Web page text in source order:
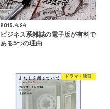
2015.4.24
ビジネス系雑誌の電子版が有料で
ある5つの理由
ドラマ・映画